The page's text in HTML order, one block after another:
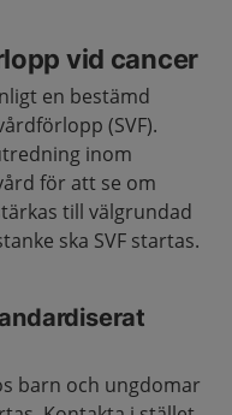
vid cancer
en bestämd
(SVF).
inom
för att se om
till välgrundad
ska SVF startas.
barn och ungdomar